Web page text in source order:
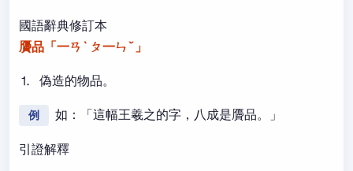
國語辭典修訂本
贗品「一ㄢˋ ㄆ一ㄣˇ」
⒈ 偽造的物品。
例 如：「這幅王羲之的字，八成是贗品。」
引證解釋